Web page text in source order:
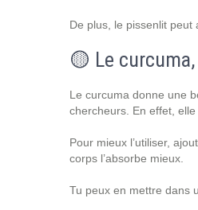
De plus, le pissenlit peut
🟡 Le
Le curcuma donne une
chercheurs. En effet,
Pour mieux l’utiliser,
corps l’absorbe mieux.
Tu peux en mettre dans